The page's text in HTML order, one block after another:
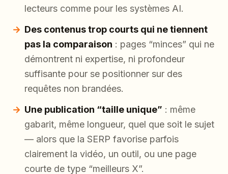
lecteurs comme pour les systèmes AI.
Des contenus trop courts qui ne tiennent
pas la comparaison : pages “minces” qui ne
démontrent ni expertise, ni profondeur
suffisante pour se positionner sur des
requêtes non brandées.
Une publication “taille unique” : même
gabarit, même longueur, quel que soit le sujet
— alors que la SERP favorise parfois
clairement la vidéo, un outil, ou une page
courte de type “meilleurs X”.